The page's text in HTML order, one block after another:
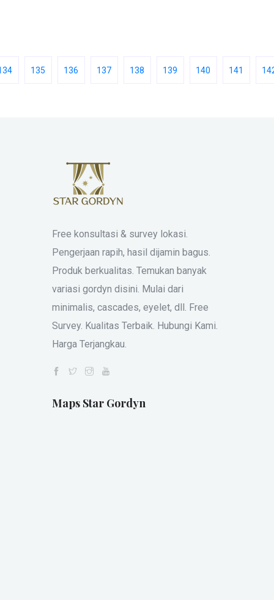
135 136 137 138 139 140 141
Free konsultasi & survey lokasi.
Pengerjaan rapih, hasil dijamin bagus.
Produk berkualitas. Temukan banyak
variasi gordyn disini. Mulai dari
minimalis, cascades, eyelet, dll. Free
Survey. Kualitas Terbaik. Hubungi Kami.
Harga Terjangkau.
Maps Star Gordyn